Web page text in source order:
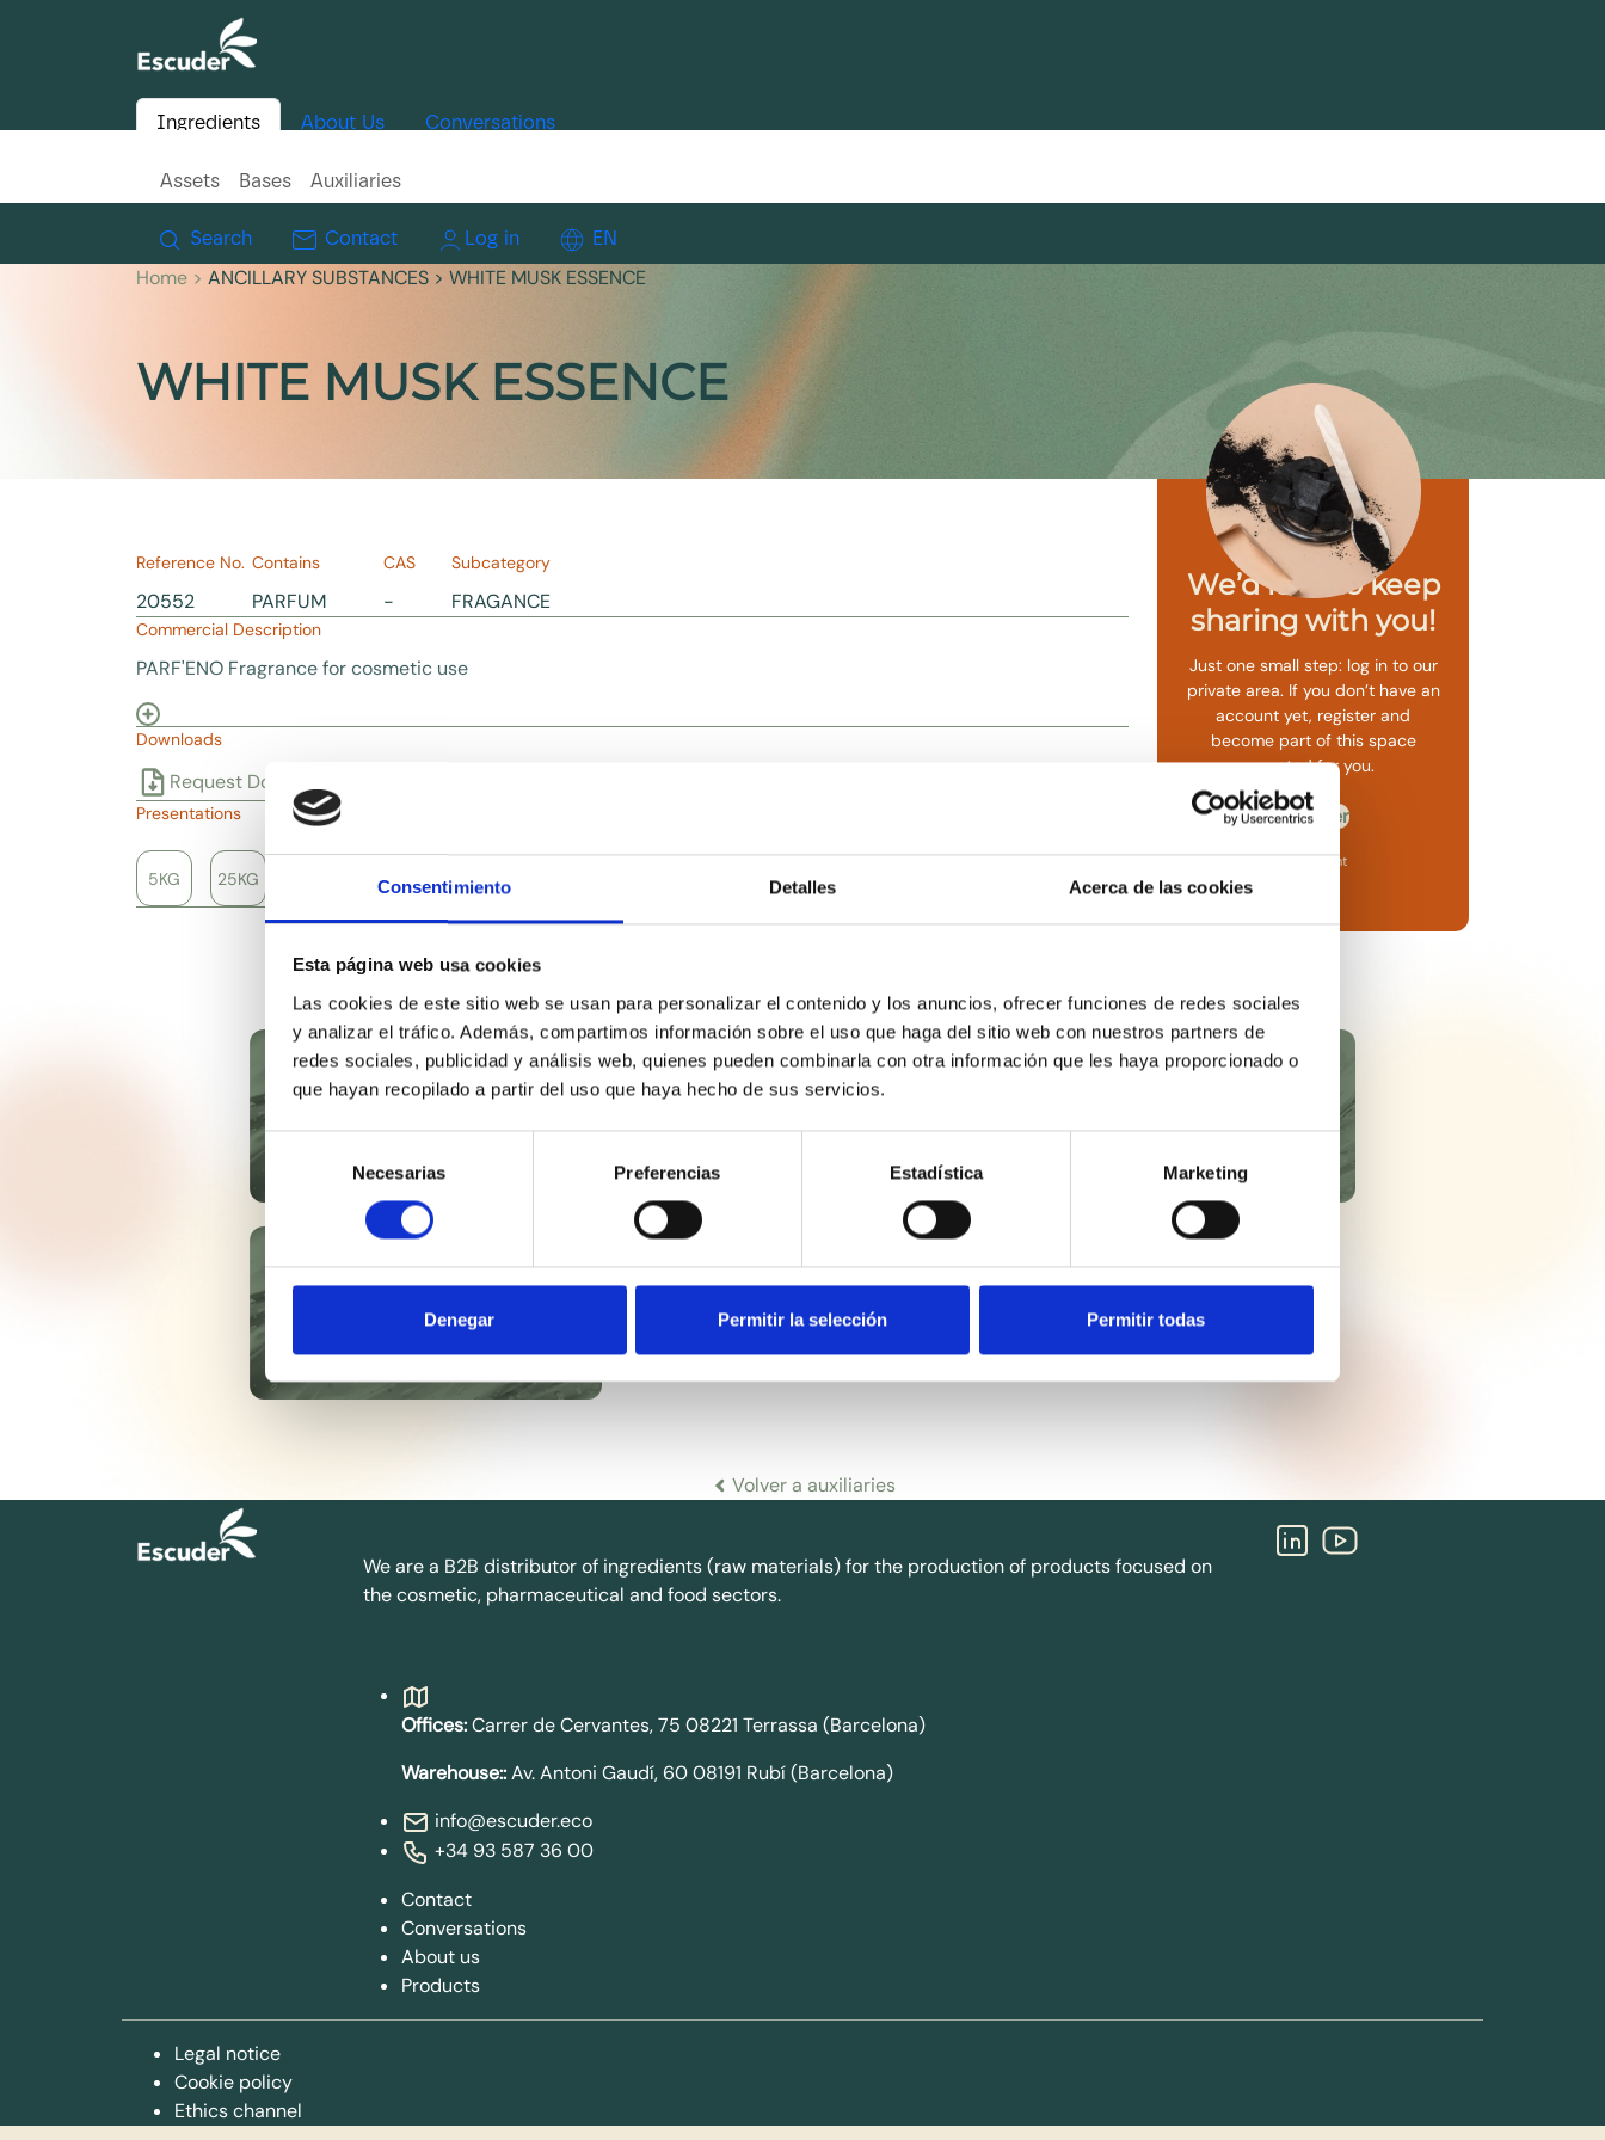
Consentimiento Detalles Acerca de las cookies
Esta página web usa cookies
Las cookies de este sitio web se usan para personalizar el contenido y los anuncios, ofrecer funciones de redes sociales
y analizar el tráfico. Además, compartimos información sobre el uso que haga del sitio web con nuestros partners de
redes sociales, publicidad y análisis web, quienes pueden combinarla con otra información que les haya proporcionado o
que hayan recopilado a partir del uso que haya hecho de sus servicios.
consentimiento
Necesarias Preferencias Estadística Marketing
Denegar Permitir la selección Permitir todas
Ingredients About Us Conversations
Assets Bases Auxiliaries
Search Contact Log in EN
Home > ANCILLARY SUBSTANCES > WHITE MUSK ESSENCE
WHITE MUSK ESSENCE
We’d love to keep
sharing with you!
Just one small step: log in to our
private area. If you don’t have an
account yet, register and
become part of this space
created for you.
Register
I already have an account
Reference No.
20552
Contains
PARFUM
CAS
-
Subcategory
FRAGANCE
Commercial Description
PARF'ENO Fragrance for cosmetic use
Downloads
Request Documentation
Presentations
5KG 25KG
YLANG ESSENCE,
ECOCERT
WHITE TEA ESSENCE WHITE MUSK ESSENCE
WHITE LILY ESSENCE
Volver a auxiliaries
We are a B2B distributor of ingredients (raw materials) for the production of products focused on
the cosmetic, pharmaceutical and food sectors.
Offices:Carrer de Cervantes, 75 08221 Terrassa (Barcelona)
Warehouse::Av. Antoni Gaudí, 60 08191 Rubí (Barcelona)
info@escuder.eco
+34 93 587 36 00
Contact
Conversations
About us
Products
Legal notice
Cookie policy
Ethics channel